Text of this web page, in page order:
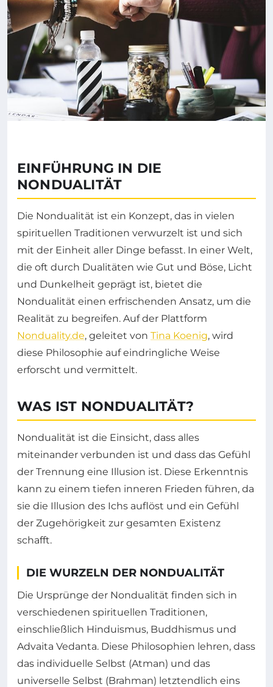
EINFÜHRUNG IN DIE
NONDUALITÄT
Die Nondualität ist ein Konzept, das in vielen
spirituellen Traditionen verwurzelt ist und sich
mit der Einheit aller Dinge befasst. In einer Welt,
die oft durch Dualitäten wie Gut und Böse, Licht
und Dunkelheit geprägt ist, bietet die
Nondualität einen erfrischenden Ansatz, um die
Realität zu begreifen. Auf der Plattform
Nonduality.de, geleitet von Tina Koenig, wird
diese Philosophie auf eindringliche Weise
erforscht und vermittelt.
WAS IST NONDUALITÄT?
Nondualität ist die Einsicht, dass alles
miteinander verbunden ist und dass das Gefühl
der Trennung eine Illusion ist. Diese Erkenntnis
kann zu einem tiefen inneren Frieden führen, da
sie die Illusion des Ichs auflöst und ein Gefühl
der Zugehörigkeit zur gesamten Existenz
schafft.
DIE WURZELN DER NONDUALITÄT
Die Ursprünge der Nondualität finden sich in
verschiedenen spirituellen Traditionen,
einschließlich Hinduismus, Buddhismus und
Advaita Vedanta. Diese Philosophien lehren, dass
das individuelle Selbst (Atman) und das
universelle Selbst (Brahman) letztendlich eins